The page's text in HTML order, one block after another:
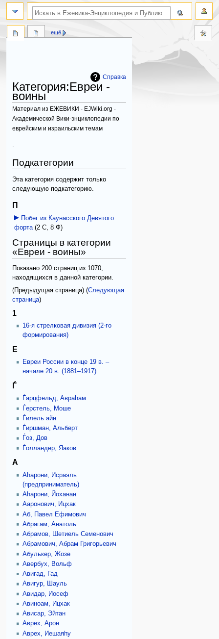
Справка
Категория:Евреи -
воины
Материал из ЕЖЕВИКИ - EJWiki.org -
Академической Вики-энциклопедии по
еврейским и израильским темам
навигации
поиску
.
Подкатегории
Эта категория содержит только
следующую подкатегорию.
П
Побег из Каунасского Девятого
форта‎ (2 С, 8 Ф)
Страницы в категории
«Евреи - воины»
Показано 200 страниц из 1070,
находящихся в данной категории.
(Предыдущая страница) (Следующая
страница)
1
16-я стрелковая дивизия (2-го
формирования)
E
Eвреи России в конце 19 в. –
начале 20 в. (1881–1917)
Ѓ
Ѓарцфельд, Авраhам
Ѓерстель, Моше
Ѓилель айн
Ѓиршман, Альберт
Ѓоз, Дов
Ѓолландер, Яаков
А
Аhарони, Исраэль
(предприниматель)
Аhарони, Йоханан
Ааронович, Ицхак
Аб, Павел Ефимович
Абрагам, Анатоль
Абрамов, Шетиель Семенович
Абрамович, Абрам Григорьевич
Абулькер, Жозе
Авербух, Вольф
Авигад, Гад
Авигур, Шауль
Авидар, Иосеф
Авиноам, Ицхак
Ависар, Эйтан
Аврех, Арон
Аврех, Иешаяhу
ещё
поиск по словам